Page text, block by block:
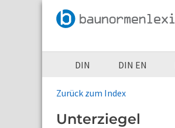
DIN DIN EN
Zurück zum Index
Unterziegel